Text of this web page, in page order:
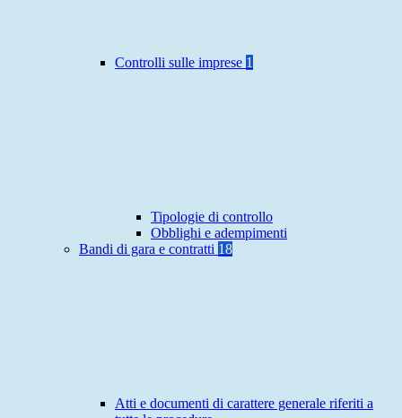
Controlli sulle imprese 1
Tipologie di controllo
Obblighi e adempimenti
Bandi di gara e contratti 18
Atti e documenti di carattere generale riferiti a